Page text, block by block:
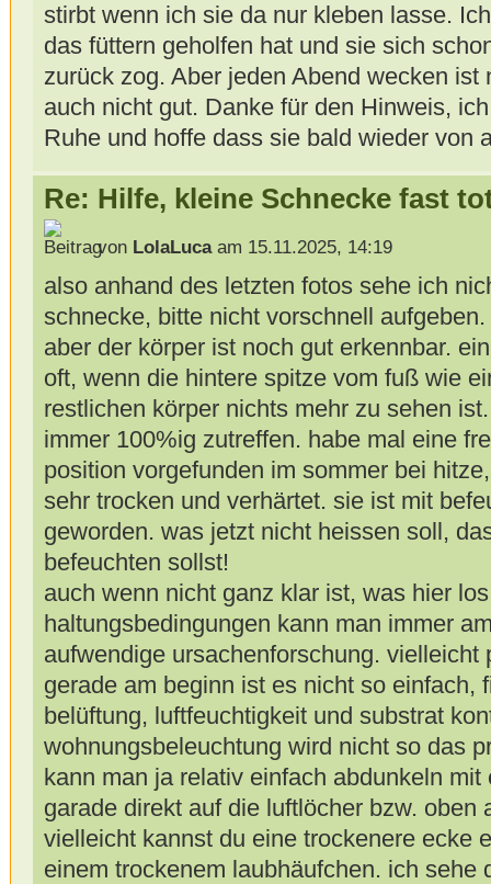
stirbt wenn ich sie da nur kleben lasse.
das füttern geholfen hat und sie sich
zurück zog. Aber jeden Abend wecken ist
auch nicht gut. Danke für den Hinweis,
Ruhe und hoffe dass sie bald wieder von
Re: Hilfe, kleine Schnecke fast
von LolaLucaam 15.11.2025, 14:19
also anhand des letzten fotos sehe ich
schnecke, bitte nicht vorschnell
aber der körper ist noch gut erkennbar.
oft, wenn die hintere spitze vom fuß wie
restlichen körper nichts mehr zu sehen
immer 100%ig zutreffen. habe mal eine
position vorgefunden im sommer bei
sehr trocken und verhärtet. sie ist mit
geworden. was jetzt nicht heissen soll,
befeuchten sollst!
auch wenn nicht ganz klar ist, was hier
haltungsbedingungen kann man immer
aufwendige ursachenforschung. vielleicht
gerade am beginn ist es nicht so einfach,
belüftung, luftfeuchtigkeit und substrat
wohnungsbeleuchtung wird nicht so das
kann man ja relativ einfach abdunkeln
garade direkt auf die luftlöcher bzw. oben
vielleicht kannst du eine trockenere ecke
einem trockenem laubhäufchen. ich sehe